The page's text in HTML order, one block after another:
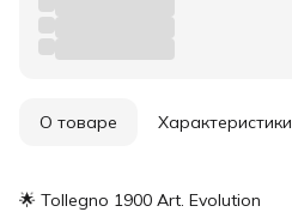
О товаре Характеристики
🌟 Tollegno 1900 Art. Evolution